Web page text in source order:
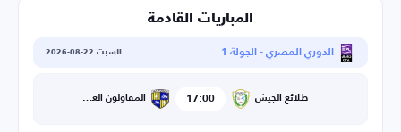
المباريات القادمة
الدوري المصري - الجولة 1 السبت 22-08-2026
طلائع الجيش 17:00 المقاولون العرب